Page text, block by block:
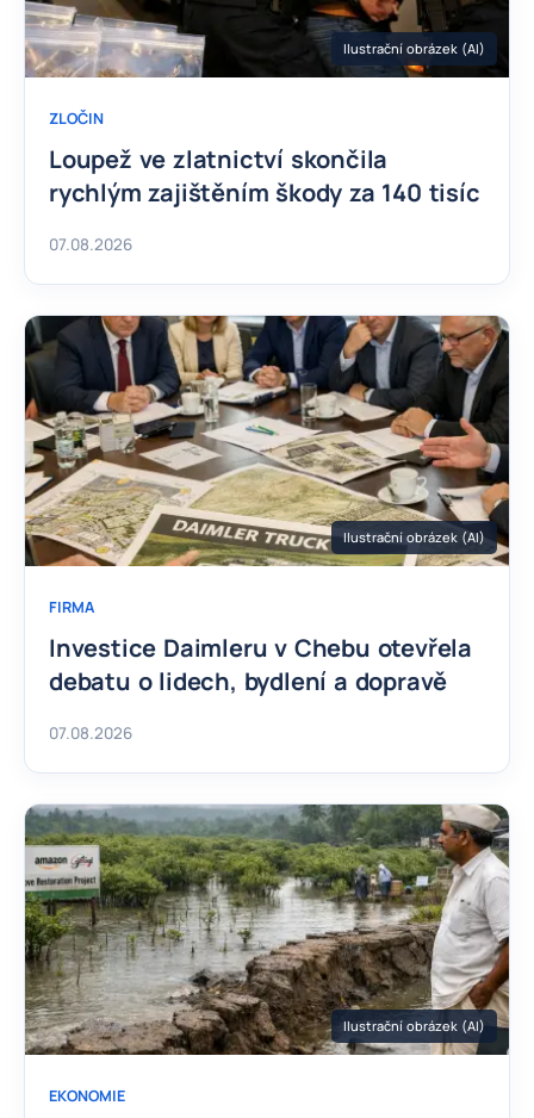
Ilustrační obrázek (AI)
ZLOČIN
Loupež ve zlatnictví skončila
rychlým zajištěním škody za 140 tisíc
07.08.2026
Ilustrační obrázek (AI)
FIRMA
Investice Daimleru v Chebu otevřela
debatu o lidech, bydlení a dopravě
07.08.2026
Ilustrační obrázek (AI)
EKONOMIE